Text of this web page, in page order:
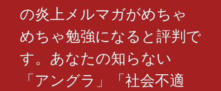
の炎上メルマガがめちゃ
めちゃ勉強になると評判で
す。あなたの知らない
「アングラ」「社会不適